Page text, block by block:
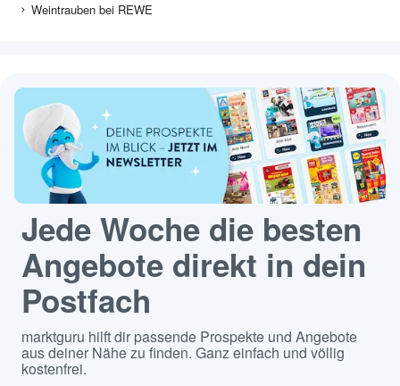
Weintrauben bei REWE
Jede Woche die besten
Angebote direkt in dein
Postfach
marktguru hilft dir passende Prospekte und Angebote
aus deiner Nähe zu finden. Ganz einfach und völlig
kostenfrei.